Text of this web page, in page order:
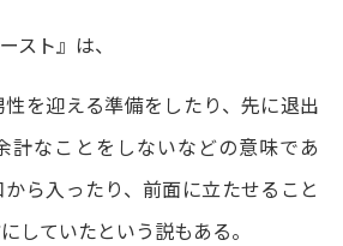
スト』は、
を迎える準備をしたり、先に退出
計なことをしないなどの意味であ
ら入ったり、前面に立たせること
していたという説もある。